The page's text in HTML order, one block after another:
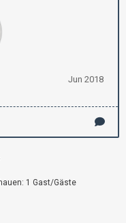
Jun 2018
1 Gast/Gäste